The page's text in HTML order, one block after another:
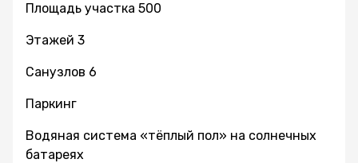
Площадь участка 500
Этажей 3
Санузлов 6
Паркинг
Водяная система «тёплый пол» на солнечных
батареях